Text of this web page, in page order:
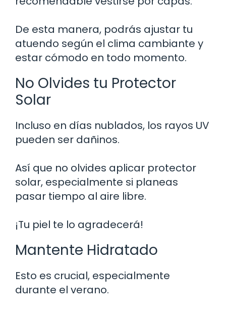
De esta manera, podrás ajustar tu
atuendo según el clima cambiante y
estar cómodo en todo momento.
No Olvides tu Protector
Solar
Incluso en días nublados, los rayos UV
pueden ser dañinos.
Así que no olvides aplicar protector
solar, especialmente si planeas
pasar tiempo al aire libre.
¡Tu piel te lo agradecerá!
Mantente Hidratado
Esto es crucial, especialmente
durante el verano.